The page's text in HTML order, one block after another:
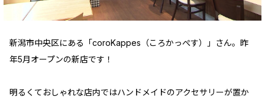
新潟市中央区にある「coroKappes（ころかっぺす）」さん。昨
年5月オープンの新店です！
明るくておしゃれな店内ではハンドメイドのアクセサリーが置か